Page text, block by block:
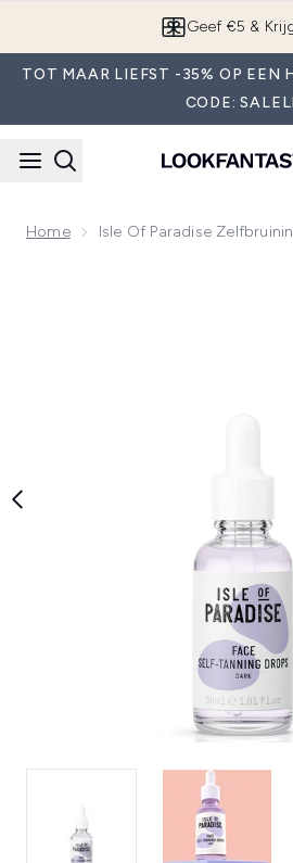
App
TOT MAAR LIEFST -35% OP EEN
CODE:
Home Isle Of Paradise